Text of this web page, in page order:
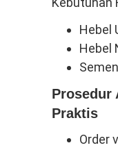
Hebel
Hebel
Prosedur
Praktis
Order